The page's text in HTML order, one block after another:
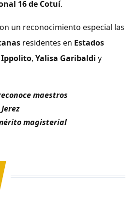
16 de Cotuí.
un reconocimiento especial las
residentes en Estados
Ippolito, Yalisa Garibaldi y
maestros
magisterial